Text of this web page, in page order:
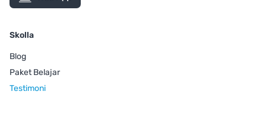
Skolla
Blog
Paket Belajar
Testimoni